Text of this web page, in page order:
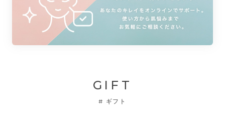
GIFT
# ギフト